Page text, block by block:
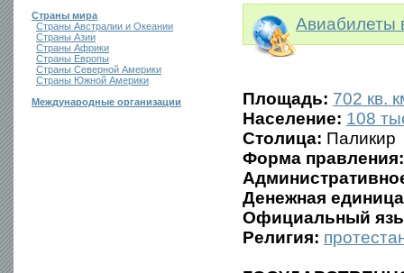
Страны мира
Страны Австралии и Океании
Страны Азии
Страны Африки
Страны Европы
Страны Северной Америки
Страны Южной Америки
Международные организации
Авиабилеты
Площадь: 702 кв.
Население: 108
Столица: Паликир
Форма правления:
Денежная
Официальный
Религия: